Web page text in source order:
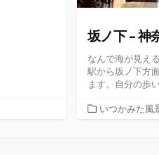
坂ノ下 – 神
なんで海が見え
駅から坂ノ下方
ます。自分の歩
カいつかみた風